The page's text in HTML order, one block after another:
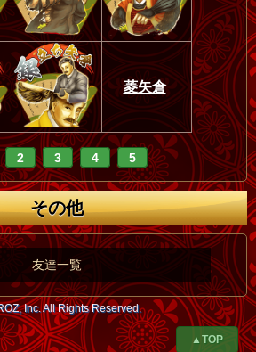
菱矢倉
2 3 4 5
その他
友達一覧
Inc. All Rights Reserved.
▲TOP